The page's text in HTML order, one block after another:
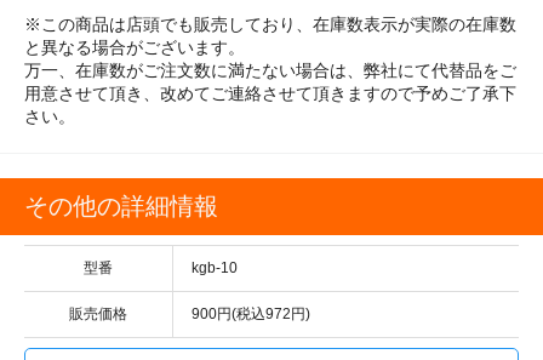
※この商品は店頭でも販売しており、在庫数表示が実際の在庫数
と異なる場合がございます。
万一、在庫数がご注文数に満たない場合は、弊社にて代替品をご
用意させて頂き、改めてご連絡させて頂きますので予めご了承下
さい。
その他の詳細情報
型番 kgb-10
販売価格 900円(税込972円)